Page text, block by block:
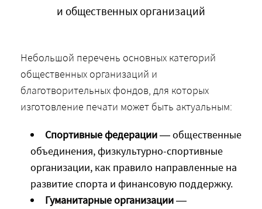
и общественных организаций
Небольшой перечень основных категорий
общественных организаций и
благотворительных фондов, для которых
изготовление печати может быть актуальным:
Спортивные федерации— общественные
объединения, физкультурно-спортивные
организации, как правило направленные на
развитие спорта и финансовую поддержку.
Гуманитарные организации—